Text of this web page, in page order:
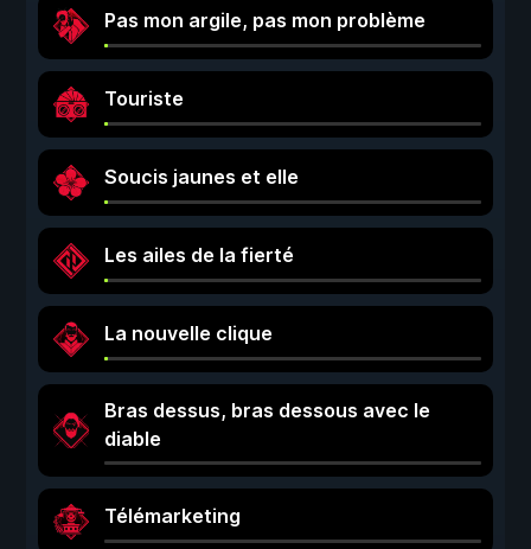
Pas mon argile, pas mon problème
Touriste
Soucis jaunes et elle
Les ailes de la fierté
La nouvelle clique
Bras dessus, bras dessous avec le
diable
Télémarketing